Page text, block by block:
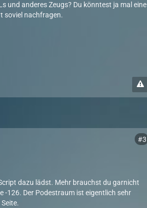
und anderes Zeugs? Du könntest ja mal eine
soviel nachfragen.
#3
dazu lädst. Mehr brauchst du garnicht
-126. Der Podestraum ist eigentlich sehr